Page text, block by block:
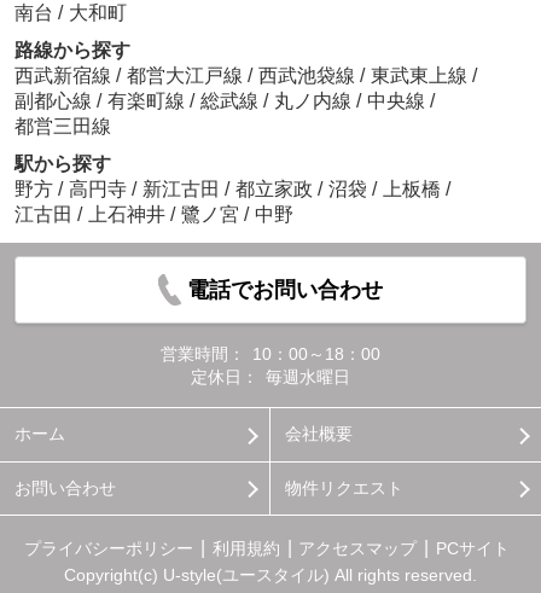
南台 / 大和町
路線から探す
西武新宿線 / 都営大江戸線 / 西武池袋線 / 東武東上線 /
副都心線 / 有楽町線 / 総武線 / 丸ノ内線 / 中央線 /
都営三田線
駅から探す
野方 / 高円寺 / 新江古田 / 都立家政 / 沼袋 / 上板橋 /
江古田 / 上石神井 / 鷺ノ宮 / 中野
電話でお問い合わせ
営業時間：
10：00～18：00
定休日：
毎週水曜日
ホーム 会社概要
お問い合わせ 物件リクエスト
プライバシーポリシー 利用規約 アクセスマップ
PCサイト
Copyright(c) U-style(ユースタイル) All rights reserved.